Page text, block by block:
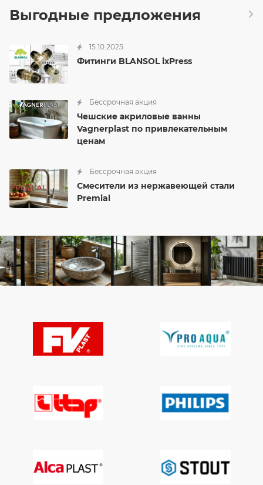
Выгодные предложения
15.10.2025
Фитинги BLANSOL ixPress
Бессрочная акция
Чешские акриловые ванны
Vagnerplast по привлекательным
ценам
Бессрочная акция
Смесители из нержавеющей стали
Premial